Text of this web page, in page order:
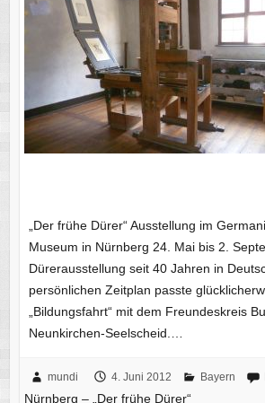
„Der frühe Dürer“ Ausstellung im
Museum in Nürnberg 24. Mai bis 2.
Dürerausstellung seit 40 Jahren in
persönlichen Zeitplan passte
„Bildungsfahrt“ mit dem Freundeskreis
Neunkirchen-Seelscheid.…
mundi 4. Juni 2012 Bayern
Nürnberg – „Der frühe Dürer“